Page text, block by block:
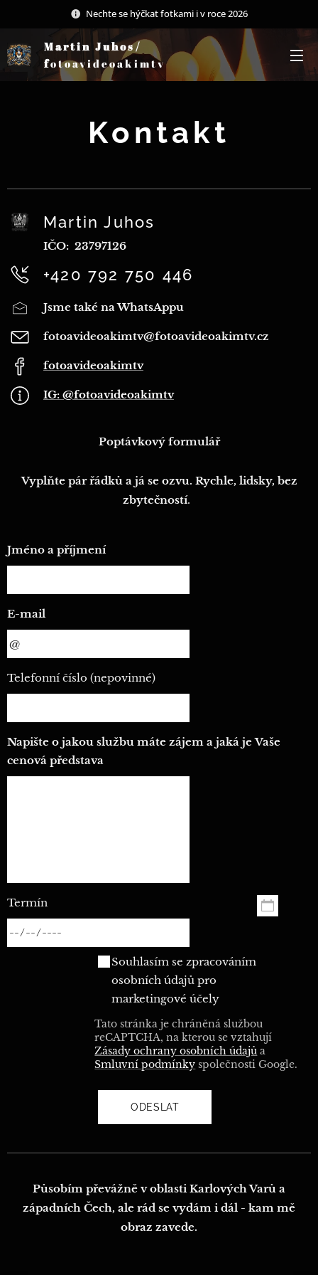
Nechte se hýčkat fotkami i v roce 2026
Martin Juhos/
fotoavideoakimtv
Kontakt
Martin Juhos
IČO: 23797126
+420 792 750 446
Jsme také na WhatsAppu
fotoavideoakimtv@fotoavideoakimtv.cz
fotoavideoakimtv
IG: @fotoavideoakimtv
Poptávkový formulář
Vyplňte pár řádků a já se ozvu. Rychle, lidsky, bez
zbytečností.
Jméno a příjmení
E-mail
Telefonní číslo (nepovinné)
Napište o jakou službu máte zájem a jaká je Vaše
cenová představa
Termín
Souhlasím se zpracováním
osobních údajů pro
marketingové účely
Tato stránka je chráněná službou
reCAPTCHA, na kterou se vztahují
Zásady ochrany osobních údajů a
Smluvní podmínky společnosti Google.
ODESLAT
Působím převážně v oblasti Karlových Varů a
západních Čech, ale rád se vydám i dál - kam mě
obraz zavede.